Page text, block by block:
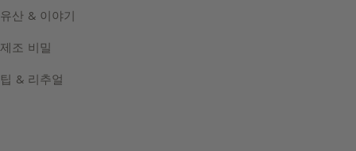
유산 & 이야기
제조 비밀
팁 & 리추얼